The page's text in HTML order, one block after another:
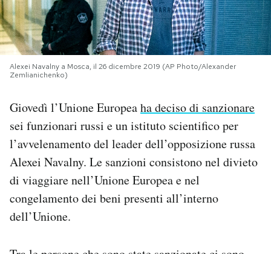
I MIEI PREFERITI
SHOP
CALENDARIO
AREA PERSONALE
Area Personale
Newsletter
Notifiche mobile
Hai bisogno di aiuto?
Alexei Navalny a Mosca, il 26 dicembre 2019 (AP Photo/Alexander
Zemlianichenko)
Giovedì l’Unione Europeaha deciso di sanzionare
sei funzionari russi e un istituto scientifico per
l’avvelenamento del leader dell’opposizione russa
Alexei Navalny. Le sanzioni consistono nel divieto
di viaggiare nell’Unione Europea e nel
congelamento dei beni presenti all’interno
dell’Unione.